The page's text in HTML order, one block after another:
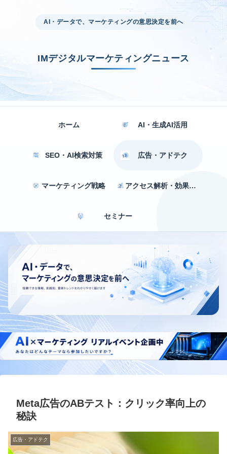
AI・データで、マーケティングの意思決定を前へ
IMデジタルマーケティングニュース
ホーム AI・生成AI活用
SEO・AI検索対策 広告・アドテク
マーケティング戦略 アクセス解析・効果測定
セミナー
Meta広告のABテスト：クリック率向上の
秘訣
広告・アドテク